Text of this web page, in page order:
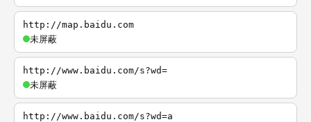
http://map.baidu.com
未屏蔽
http://www.baidu.com/s?wd=
未屏蔽
http://www.baidu.com/s?wd=a